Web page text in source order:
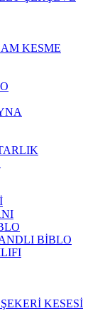
KESME
BİBLO
KESESİ